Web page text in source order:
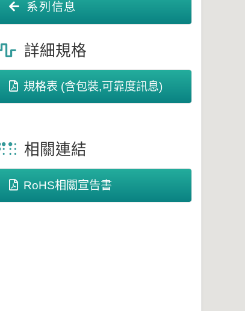
系列信息
詳細規格
規格表 (含包裝,可靠度訊息)
相關連結
RoHS相關宣告書